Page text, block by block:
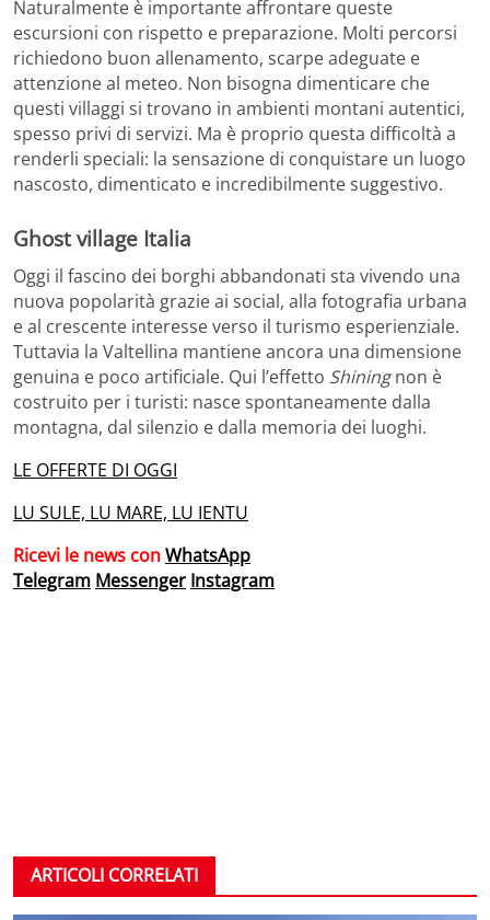
Naturalmente è importante affrontare queste
escursioni con rispetto e preparazione. Molti percorsi
richiedono buon allenamento, scarpe adeguate e
attenzione al meteo. Non bisogna dimenticare che
questi villaggi si trovano in ambienti montani autentici,
spesso privi di servizi. Ma è proprio questa difficoltà a
renderli speciali: la sensazione di conquistare un luogo
nascosto, dimenticato e incredibilmente suggestivo.
Ghost village Italia
Oggi il fascino dei borghi abbandonati sta vivendo una
nuova popolarità grazie ai social, alla fotografia urbana
e al crescente interesse verso il turismo esperienziale.
Tuttavia la Valtellina mantiene ancora una dimensione
genuina e poco artificiale. Qui l’effetto Shiningnon è
costruito per i turisti: nasce spontaneamente dalla
montagna, dal silenzio e dalla memoria dei luoghi.
LE OFFERTE DI OGGI
LU SULE, LU MARE, LU IENTU
Ricevi le news conWhatsApp
Telegram Messenger Instagram
ARTICOLI CORRELATI